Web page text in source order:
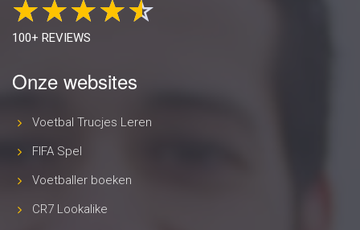
100+ REVIEWS
Onze websites
Voetbal Trucjes Leren
FIFA Spel
Voetballer boeken
CR7 Lookalike